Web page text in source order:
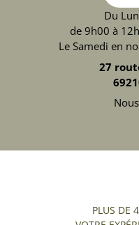
Du
de 9h00 à
Le Samedi en
27
PLUS DE